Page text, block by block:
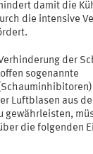
damit die
die intensive
der
sogenannte
Luftblasen aus
gewährleisten,
die folgenden